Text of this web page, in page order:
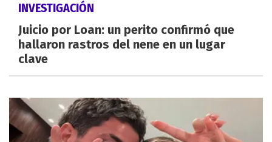
INVESTIGACIÓN
Juicio por Loan: un perito confirmó que
hallaron rastros del nene en un lugar
clave